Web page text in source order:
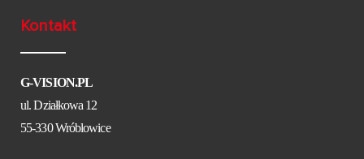
Kontakt
G-VISION.PL
ul. Działkowa 12
55-330 Wróblowice